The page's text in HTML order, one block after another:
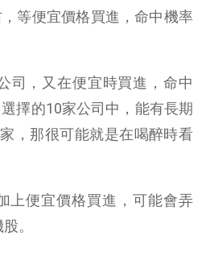
等便宜價格買進，命中機率
司，又在便宜時買進，命中
擇的10家公司中，能有長期
，那很可能就是在喝醉時看
上便宜價格買進，可能會弄
。